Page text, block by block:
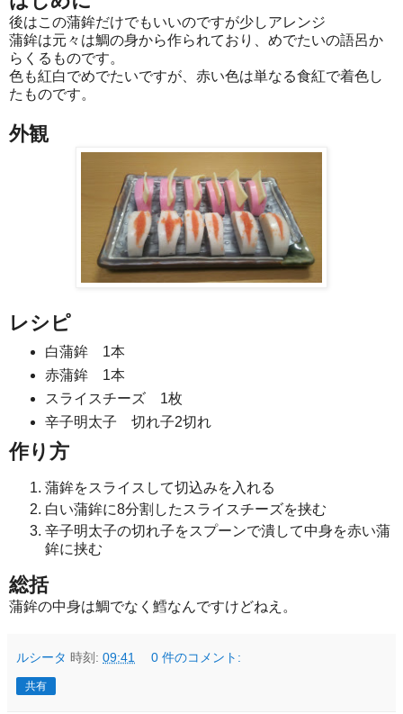
後はこの蒲鉾だけでもいいのですが少しアレンジ
蒲鉾は元々は鯛の身から作られており、めでたいの語呂か
らくるものです。
色も紅白でめでたいですが、赤い色は単なる食紅で着色し
たものです。
外観
レシピ
白蒲鉾 1本
赤蒲鉾 1本
スライスチーズ 1枚
辛子明太子 切れ子2切れ
作り方
蒲鉾をスライスして切込みを入れる
白い蒲鉾に8分割したスライスチーズを挟む
辛子明太子の切れ子をスプーンで潰して中身を赤い蒲
鉾に挟む
総括
蒲鉾の中身は鯛でなく鱈なんですけどねえ。
ルシータ 時刻: 09:41 0 件のコメント:
共有